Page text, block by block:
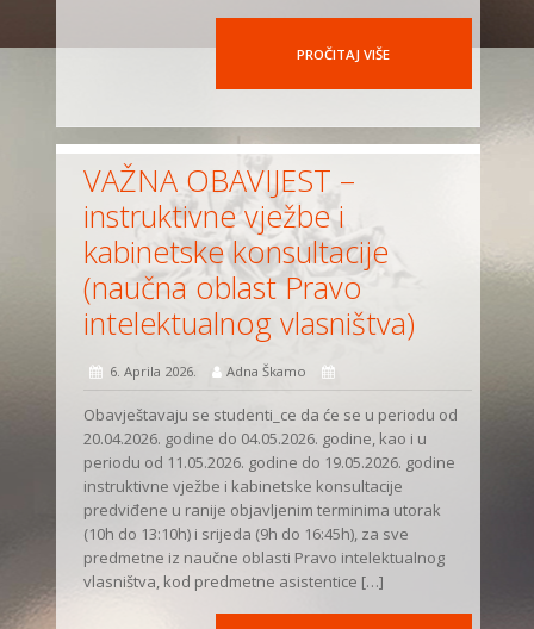
PROČITAJ VIŠE
VAŽNA OBAVIJEST –
instruktivne vježbe i
kabinetske konsultacije
(naučna oblast Pravo
intelektualnog vlasništva)
6. Aprila 2026. Adna Škamo
Obavještavaju se studenti_ce da će se u periodu od
20.04.2026. godine do 04.05.2026. godine, kao i u
periodu od 11.05.2026. godine do 19.05.2026. godine
instruktivne vježbe i kabinetske konsultacije
predviđene u ranije objavljenim terminima utorak
(10h do 13:10h) i srijeda (9h do 16:45h), za sve
predmetne iz naučne oblasti Pravo intelektualnog
vlasništva, kod predmetne asistentice […]